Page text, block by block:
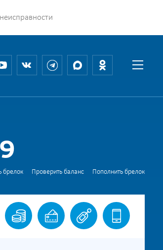
брелок Проверить баланс Пополнить брелок